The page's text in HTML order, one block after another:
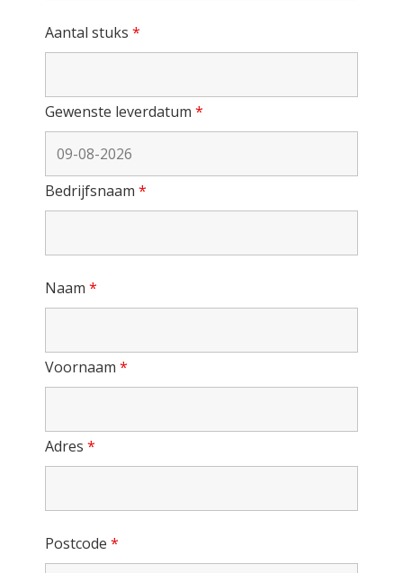
Aantal stuks *
Gewenste leverdatum *
Bedrijfsnaam *
Naam *
Voornaam *
Adres *
Postcode *